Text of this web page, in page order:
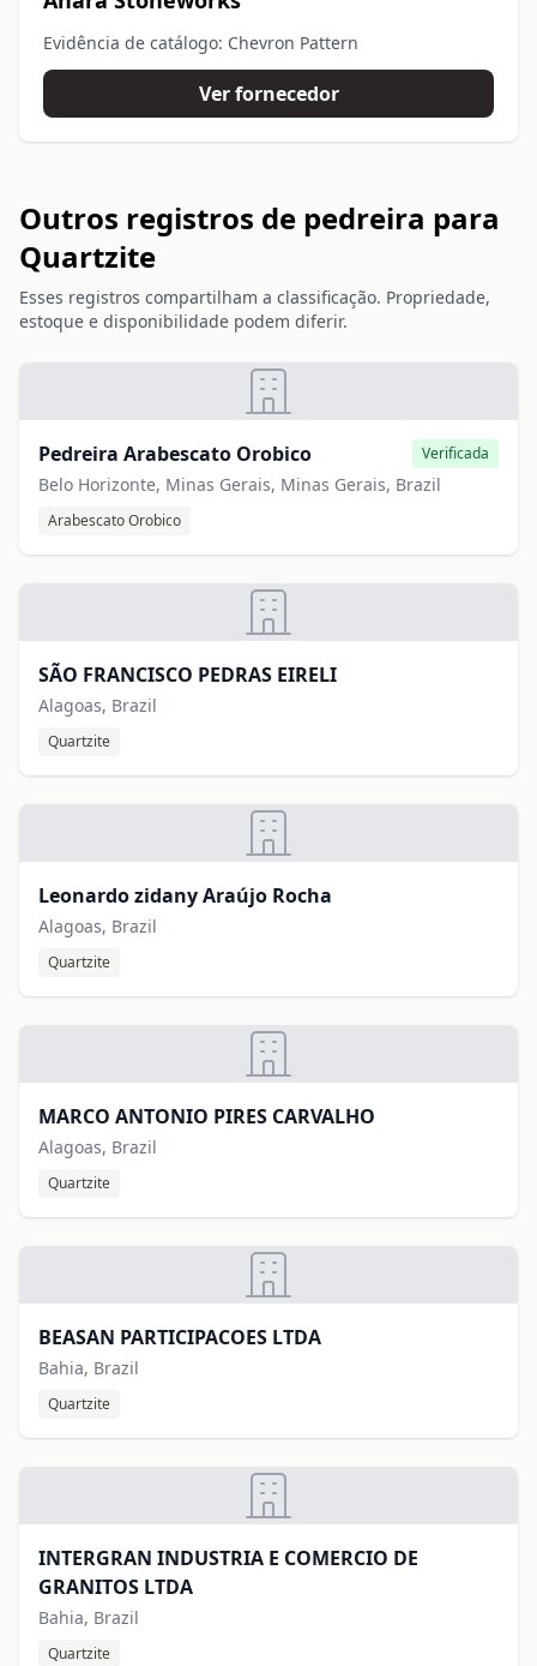
Evidência de catálogo: Chevron Pattern
Ver fornecedor
Outros registros de pedreira para
Quartzite
Esses registros compartilham a classificação. Propriedade,
estoque e disponibilidade podem diferir.
Pedreira Arabescato Orobico Verificada
Belo Horizonte, Minas Gerais, Minas Gerais, Brazil
Arabescato Orobico
SÃO FRANCISCO PEDRAS EIRELI
Alagoas, Brazil
Quartzite
Leonardo zidany Araújo Rocha
Alagoas, Brazil
Quartzite
MARCO ANTONIO PIRES CARVALHO
Alagoas, Brazil
Quartzite
BEASAN PARTICIPACOES LTDA
Bahia, Brazil
Quartzite
INTERGRAN INDUSTRIA E COMERCIO DE
GRANITOS LTDA
Bahia, Brazil
Quartzite